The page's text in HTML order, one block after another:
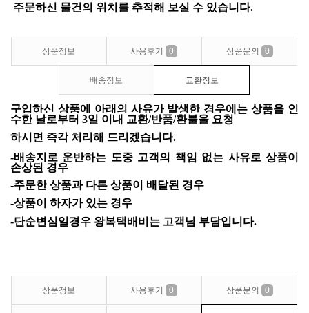
주문하신 물건의 위치를 추적해 보실 수 있습니다.
상품정보 사용후기 0 상품문의 0
배송정보 교환정보
구입하신 상품에 아래의 사유가 발생한 경우에는 상품을 인
수한 날로부터 3일 이내 교환/반품/환불을 요청
하시면 즉각 처리해 드리겠습니다.
-배송지로 운반하는 도중 고객의 책임 없는 사유로 상품이
손상된 경우
-주문한 상품과 다른 상품이 배달된 경우
-상품이 하자가 있는 경우
-단순변심일경우 왕복택배비는 고객님 부담입니 다.
상품정보 사용후기 0 상품문의 0